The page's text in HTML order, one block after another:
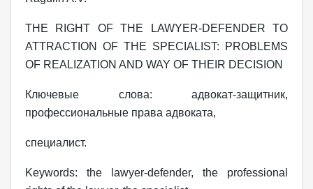
THE RIGHT OF THE LAWYER-DEFENDER TO
ATTRACTION OF THE SPECIALIST: PROBLEMS
OF REALIZATION AND WAY OF THEIR DECISION
Ключевые слова: адвокат-защитник,
профессиональные права адвоката,
специалист.
Keywords: the lawyer-defender, the professional